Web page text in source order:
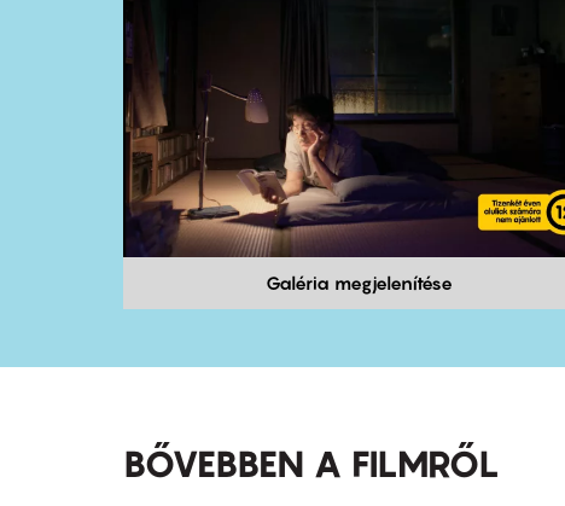
Galéria megjelenítése
BŐVEBBEN A FILMRŐL